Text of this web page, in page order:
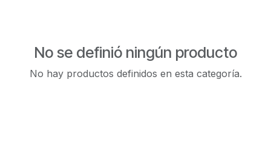
No se definió ningún producto
No hay productos definidos en esta categoría.